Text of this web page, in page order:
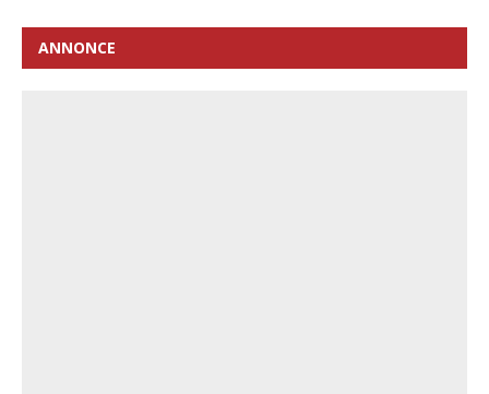
ANNONCE